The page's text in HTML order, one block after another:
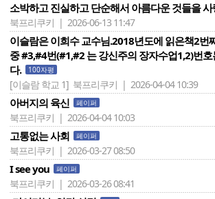
소박하고 진실하고 단순해서 아름다운 것들을
북프리쿠키 | 2026-06-13 11:47
이슬람은 이희수 교수님.2018년도에 읽은책2번
중 #3,#4번(#1,#2 는 강신주의 장자수업1,2)번
다.
100자평
[이슬람 학교 1] 북프리쿠키 | 2026-04-04 10:39
아버지의 육신 페이퍼
북프리쿠키 | 2026-04-04 10:03
고통없는 사회 페이퍼
북프리쿠키 | 2026-03-27 08:50
I see you 페이퍼
북프리쿠키 | 2026-03-26 08:41